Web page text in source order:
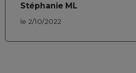
Stéphanie ML
le 2/10/2022